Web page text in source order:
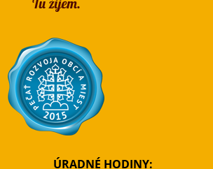
ÚRADNÉ HODINY: